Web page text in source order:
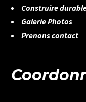
Construire
Galerie Photos
Prenons contact